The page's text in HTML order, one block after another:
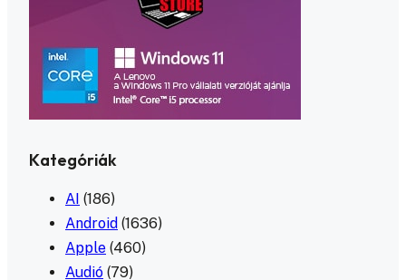
Kategóriák
AI (186)
Android (1636)
Apple (460)
Audió (79)